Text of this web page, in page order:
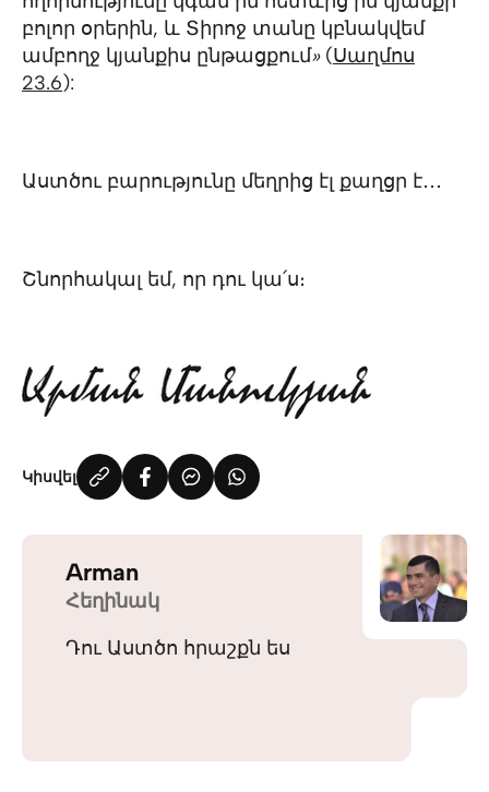
բոլոր օրերին, և Տիրոջ տանը կբնակվեմ
ամբողջ կյանքիս ընթացքում» (Սաղմոս
23.6):
Աստծու բարությունը մեղրից էլ քաղցր է․․․
Շնորհակալ եմ, որ դու կա՛ս։
Կիսվել
Arman
Հեղինակ
Դու Աստծո հրաշքն ես